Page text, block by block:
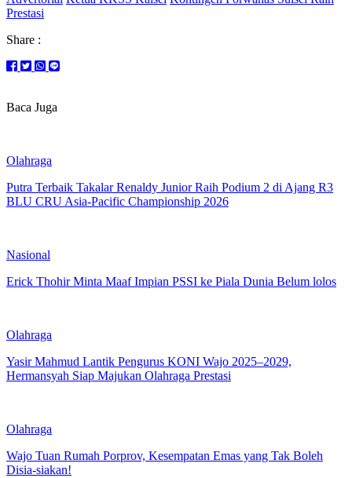
Prestasi
Share :
Baca Juga
Olahraga
Putra Terbaik Takalar Renaldy Junior Raih Podium 2 di Ajang R3
BLU CRU Asia-Pacific Championship 2026
Nasional
Erick Thohir Minta Maaf Impian PSSI ke Piala Dunia Belum lolos
Olahraga
Yasir Mahmud Lantik Pengurus KONI Wajo 2025–2029,
Hermansyah Siap Majukan Olahraga Prestasi
Olahraga
Wajo Tuan Rumah Porprov, Kesempatan Emas yang Tak Boleh
Disia-siakan!